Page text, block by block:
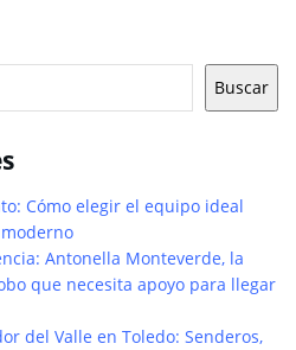
Buscar
Cómo elegir el equipo ideal
Antonella Monteverde, la
que necesita apoyo para llegar
del Valle en Toledo: Senderos,